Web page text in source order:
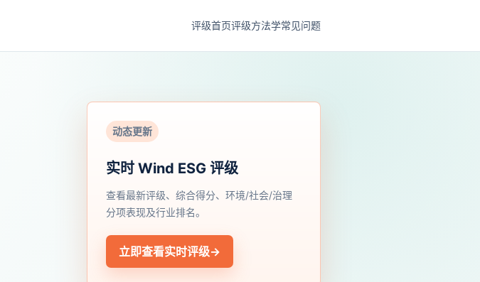
评级首页评级方法学常见问题
动态更新
实时 Wind ESG 评级
查看最新评级、综合得分、环境/社会/治理
分项表现及行业排名。
立即查看实时评级→